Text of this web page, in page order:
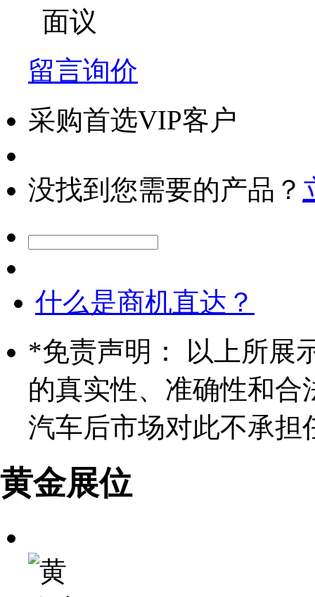
面议
留言询价
采购首选VIP客户
没找到您需要的产品？
什么是商机直达？
*免责声明： 以上所展
的真实性、准确性和合
汽车后市场对此不承担
黄金展位